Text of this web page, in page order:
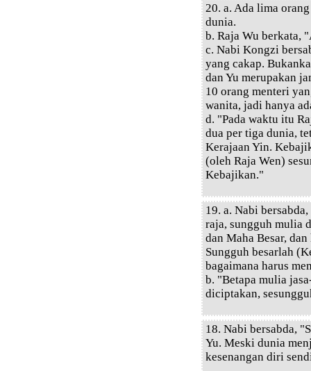
20. a. Ada lima
dunia.
b. Raja Wu berkata,
c. Nabi Kongzi
yang cakap.
dan Yu merupakan
10 orang menteri
wanita, jadi hanya
d. "Pada waktu itu
dua per tiga dunia,
Kerajaan Yin.
(oleh Raja Wen)
Kebajikan."
19. a. Nabi
raja, sungguh mulia
dan Maha Besar,
Sungguh besarlah
bagaimana harus
b. "Betapa mulia
diciptakan,
18. Nabi bersabda,
Yu. Meski dunia
kesenangan diri